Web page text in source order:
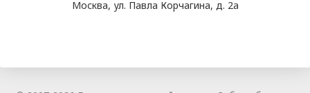
Москва, ул. Павла Корчагина, д. 2а